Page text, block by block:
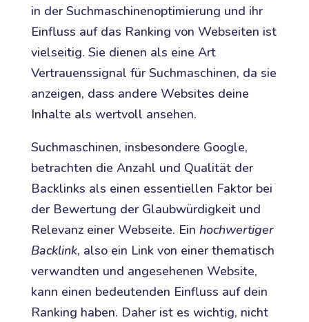
in der Suchmaschinenoptimierung und ihr
Einfluss auf das Ranking von Webseiten ist
vielseitig. Sie dienen als eine Art
Vertrauenssignal für Suchmaschinen, da sie
anzeigen, dass andere Websites deine
Inhalte als wertvoll ansehen.
Suchmaschinen, insbesondere Google,
betrachten die Anzahl und Qualität der
Backlinks als einen essentiellen Faktor bei
der Bewertung der Glaubwürdigkeit und
Relevanz einer Webseite. Ein hochwertiger
Backlink, also ein Link von einer thematisch
verwandten und angesehenen Website,
kann einen bedeutenden Einfluss auf dein
Ranking haben. Daher ist es wichtig, nicht